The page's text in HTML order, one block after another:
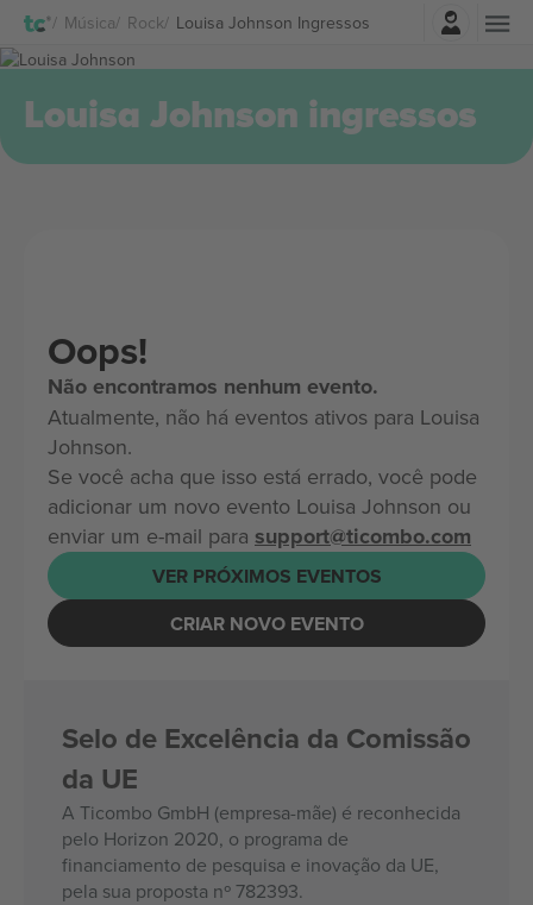
Música Rock Louisa Johnson Ingressos
Entrar
Louisa Johnson ingressos
Oops!
Não encontramos nenhum evento.
Atualmente, não há eventos ativos para Louisa
Johnson.
Se você acha que isso está errado, você pode
adicionar um novo evento Louisa Johnson ou
enviar um e-mail para support@ticombo.com
VER PRÓXIMOS EVENTOS
CRIAR NOVO EVENTO
Selo de Excelência da Comissão
da UE
A Ticombo GmbH (empresa-mãe) é reconhecida
pelo Horizon 2020, o programa de
financiamento de pesquisa e inovação da UE,
pela sua proposta nº 782393.